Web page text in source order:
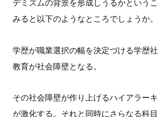
デミズムの背景を形成しうるかという
みると以下のようなところでしょうか。
学歴が職業選択の幅を決定づける学歴社
教育が社会障壁となる。
その社会障壁が作り上げるハイアラー
が激化する。それと同時にさらなる科